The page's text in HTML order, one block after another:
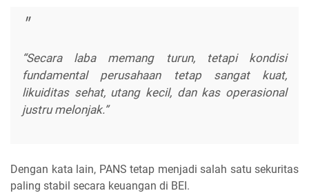
“Secara laba memang turun, tetapi kondisi
fundamental perusahaan tetap sangat kuat,
likuiditas sehat, utang kecil, dan kas operasional
justru melonjak.”
Dengan kata lain, PANS tetap menjadi salah satu sekuritas
paling stabil secara keuangan di BEI.